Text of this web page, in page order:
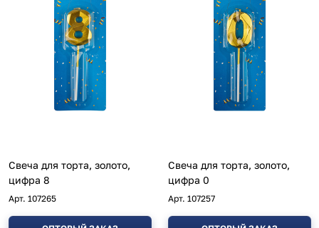
Свеча для торта, золото,
цифра 8
Арт. 107265
Свеча для торта, золото,
цифра 0
Арт. 107257